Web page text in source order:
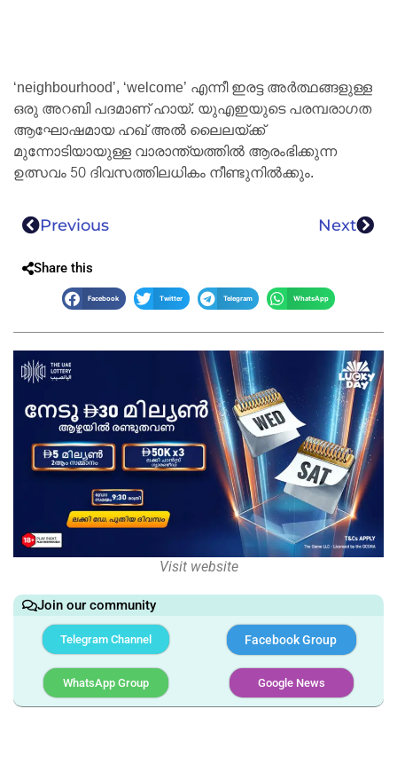
‘neighbourhood’, ‘welcome’ എന്നീ ഇരട്ട അർത്ഥങ്ങളുള്ള
ഒരു അറബി പദമാണ് ഹായ്. യുഎഇയുടെ പരമ്പരാഗത
ആഘോഷമായ ഹഖ് അൽ ലൈലയ്ക്ക്
മുന്നോടിയായുള്ള വാരാന്ത്യത്തിൽ ആരംഭിക്കുന്ന
ഉത്സവം 50 ദിവസത്തിലധികം നീണ്ടുനിൽക്കും.
Previous Next
Share this
Facebook Twitter Telegram WhatsApp
Visit website
Join our community
Telegram Channel Facebook Group
WhatsApp Group Google News